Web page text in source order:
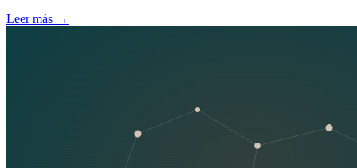
Leer más →